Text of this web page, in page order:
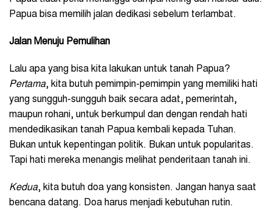
Papua bisa memilih jalan dedikasi sebelum terlambat.
Jalan Menuju Pemulihan
Lalu apa yang bisa kita lakukan untuk tanah Papua?
Pertama, kita butuh pemimpin-pemimpin yang memiliki hati
yang sungguh-sungguh baik secara adat, pemerintah,
maupun rohani, untuk berkumpul dan dengan rendah hati
mendedikasikan tanah Papua kembali kepada Tuhan.
Bukan untuk kepentingan politik. Bukan untuk popularitas.
Tapi hati mereka menangis melihat penderitaan tanah ini.
Kedua, kita butuh doa yang konsisten. Jangan hanya saat
bencana datang. Doa harus menjadi kebutuhan rutin.